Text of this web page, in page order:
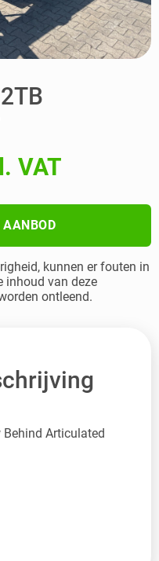
VAT
AANBOD
kunnen er fouten in
inhoud van deze
ontleend.
Articulated